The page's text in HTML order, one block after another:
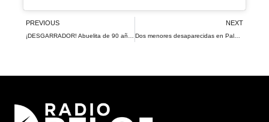
PREVIOUS
¡DESGARRADOR! Abuelita de 90 años perdió la vista y vive de la caridad de un vecino
NEXT
Dos menores desaparecidas en Palmira. Familia pide ayuda para encontrarlas